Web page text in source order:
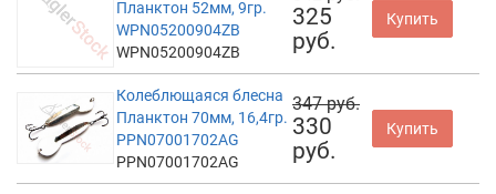
Планктон 52мм, 9гр.
WPN05200904ZB
WPN05200904ZB
325
руб.
Купить
Колеблющаяся блесна
Планктон 70мм, 16,4гр.
PPN07001702AG
PPN07001702AG
347 руб.
330
руб.
Купить